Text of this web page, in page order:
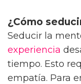
¿Cómo
Seducir la
experiencia
tiempo. Esto
empatía. Para